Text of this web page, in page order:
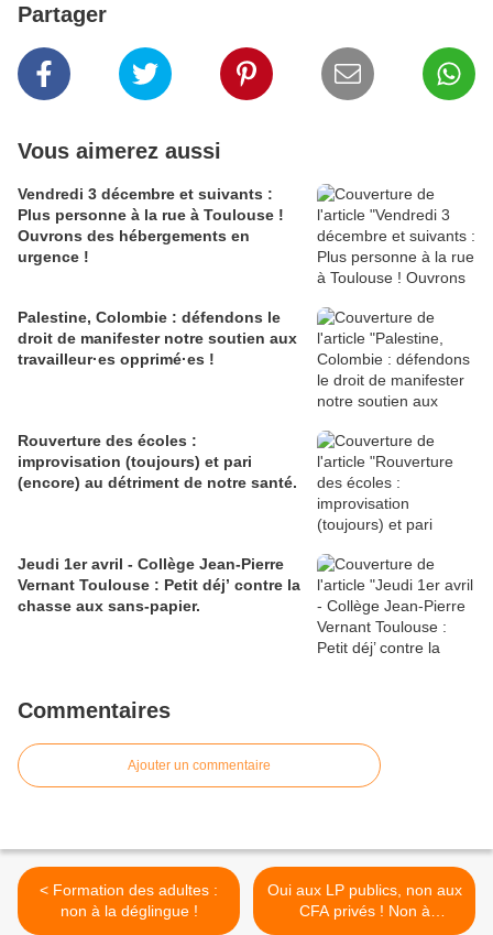
Partager
Vous aimerez aussi
Vendredi 3 décembre et suivants :
Plus personne à la rue à Toulouse !
Ouvrons des hébergements en
urgence !
Palestine, Colombie : défendons le
droit de manifester notre soutien aux
travailleur·es opprimé·es !
Rouverture des écoles :
improvisation (toujours) et pari
(encore) au détriment de notre santé.
Jeudi 1er avril - Collège Jean-Pierre
Vernant Toulouse : Petit déj’ contre la
chasse aux sans-papier.
Commentaires
Ajouter un commentaire
< Formation des adultes :
non à la déglingue !
Oui aux LP publics, non aux
CFA privés ! Non à